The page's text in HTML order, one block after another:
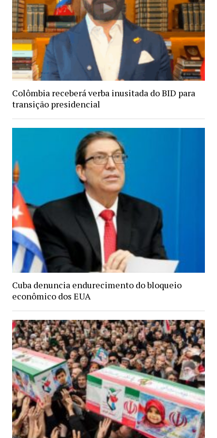
Colômbia receberá verba inusitada do BID para
transição presidencial
Cuba denuncia endurecimento do bloqueio
econômico dos EUA